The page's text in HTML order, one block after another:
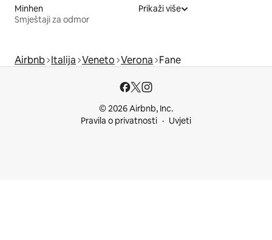
Minhen
Smještaji za odmor
Prikaži više
Airbnb Italija Veneto Verona Fane
© 2026 Airbnb, Inc.
Pravila o privatnosti
Uvjeti